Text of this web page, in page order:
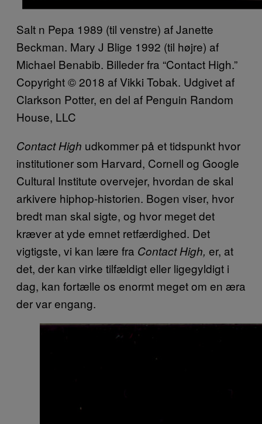
Salt n Pepa 1989 (til venstre) af Janette
Beckman. Mary J Blige 1992 (til højre) af
Michael Benabib. Billeder fra “Contact High.”
Copyright © 2018 af Vikki Tobak. Udgivet af
Clarkson Potter, en del af Penguin Random
House, LLC
Contact High udkommer på et tidspunkt hvor
institutioner som Harvard, Cornell og Google
Cultural Institute overvejer, hvordan de skal
arkivere hiphop-historien. Bogen viser, hvor
bredt man skal sigte, og hvor meget det
kræver at yde emnet retfærdighed. Det
vigtigste, vi kan lære fra Contact High, er, at
det, der kan virke tilfældigt eller ligegyldigt i
dag, kan fortælle os enormt meget om en æra
der var engang.